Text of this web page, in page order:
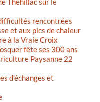
Théhillac sur le
rencontrées
et aux pics de chaleur
à la Vraie Croix
fête ses 300 ans
Paysanne 22
d’échanges et